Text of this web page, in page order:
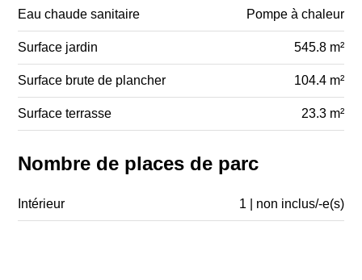
Eau chaude sanitaire Pompe à chaleur
Surface jardin 545.8 m²
Surface brute de plancher 104.4 m²
Surface terrasse 23.3 m²
Nombre de places de parc
Intérieur 1 | non inclus/-e(s)